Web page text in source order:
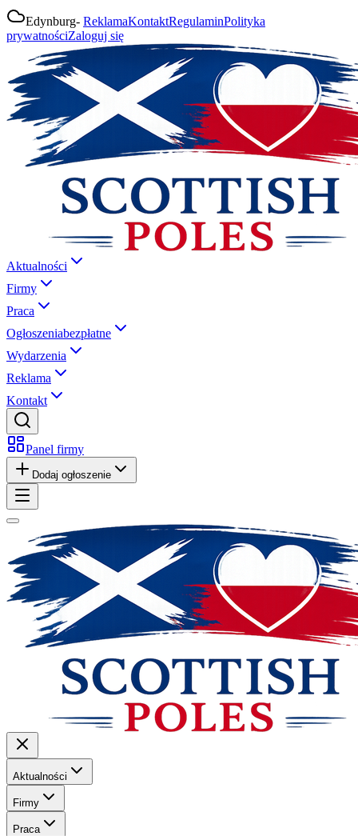
Edynburg- ReklamaKontaktRegulaminPolityka
prywatnościZaloguj się
Aktualności
Firmy
Praca
Ogłoszeniabezpłatne
Wydarzenia
Reklama
Kontakt
Panel firmy
Dodaj ogłoszenie
Aktualności
Firmy
Praca